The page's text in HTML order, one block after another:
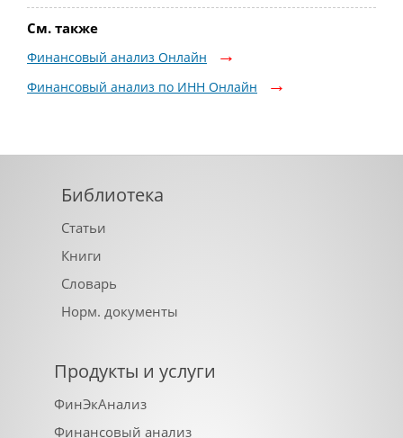
См. также
Финансовый анализ Онлайн
Финансовый анализ по ИНН Онлайн
Библиотека
Статьи
Книги
Словарь
Норм. документы
Продукты и услуги
ФинЭкАнализ
Финансовый анализ